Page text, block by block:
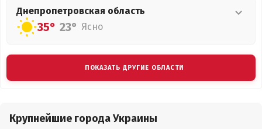
Днепропетровская область
35° 23° Ясно
ПОКАЗАТЬ ДРУГИЕ ОБЛАСТИ
Крупнейшие города Украины